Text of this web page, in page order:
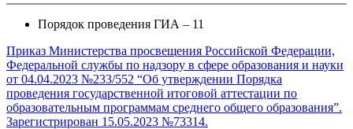
Порядок проведения ГИА – 11
Приказ Министерства просвещения Российской Федерации,
Федеральной службы по надзору в сфере образования и науки
от 04.04.2023 №233/552 “Об утверждении Порядка
проведения государственной итоговой аттестации по
образовательным программам среднего общего образования”.
Зарегистрирован 15.05.2023 №73314.